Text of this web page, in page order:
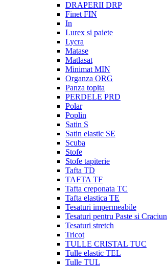
DRAPERII DRP
Finet FIN
In
Lurex si paiete
Lycra
Matase
Matlasat
Minimat MIN
Organza ORG
Panza topita
PERDELE PRD
Polar
Poplin
Satin S
Satin elastic SE
Scuba
Stofe
Stofe tapiterie
Tafta TD
TAFTA TF
Tafta creponata TC
Tafta elastica TE
Tesaturi impermeabile
Tesaturi pentru Paste si Craciun
Tesaturi stretch
Tricot
TULLE CRISTAL TUC
Tulle elastic TEL
Tulle TUL